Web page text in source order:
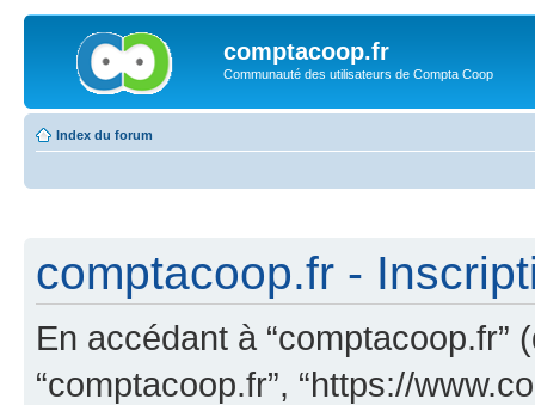
comptacoop.fr
Communauté des utilisateurs de Compta Coop
Index du forum
comptacoop.fr -
En accédant à “comptacoop.fr”
“comptacoop.fr”, “https://